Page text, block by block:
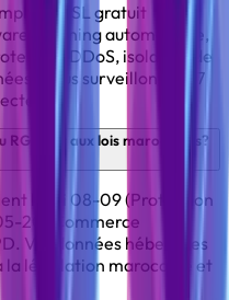
SSL gratuit
scanning automatique,
DDoS, isolation de
Nous surveillons 24/7
RGPD et aux lois marocaines?
la loi 08-09 (Protection
20 (Commerce
Vos données hébergées
la législation marocaine et